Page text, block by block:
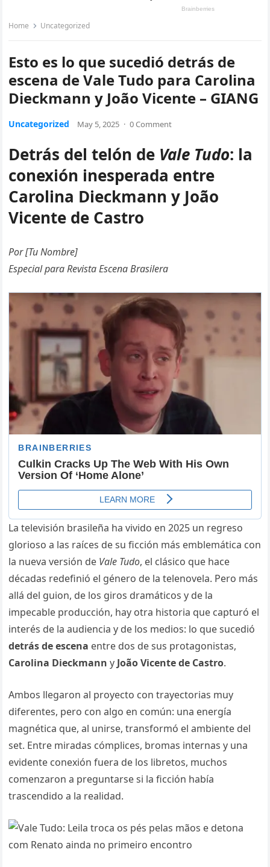
Home Uncategorized
Esto es lo que sucedió detrás de
escena de Vale Tudo para Carolina
Dieckmann y João Vicente – GIANG
Uncategorized May 5, 2025 · 0 Comment
Detrás del telón de Vale Tudo: la
conexión inesperada entre
Carolina Dieckmann y João
Vicente de Castro
Por [Tu Nombre]
Especial para Revista Escena Brasilera
La televisión brasileña ha vivido en 2025 un regreso
glorioso a las raíces de su ficción más emblemática con
la nueva versión de Vale Tudo, el clásico que hace
décadas redefinió el género de la telenovela. Pero más
allá del guion, de los giros dramáticos y de la
impecable producción, hay otra historia que capturó el
interés de la audiencia y de los medios: lo que sucedió
detrás de escena entre dos de sus protagonistas,
Carolina Dieckmann y João Vicente de Castro.
Ambos llegaron al proyecto con trayectorias muy
diferentes, pero con algo en común: una energía
magnética que, al unirse, transformó el ambiente del
set. Entre miradas cómplices, bromas internas y una
evidente conexión fuera de los libretos, muchos
comenzaron a preguntarse si la ficción había
trascendido a la realidad.